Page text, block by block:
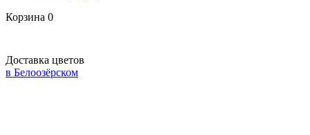
Корзина 0
Доставка цветов
в Белоозёрском